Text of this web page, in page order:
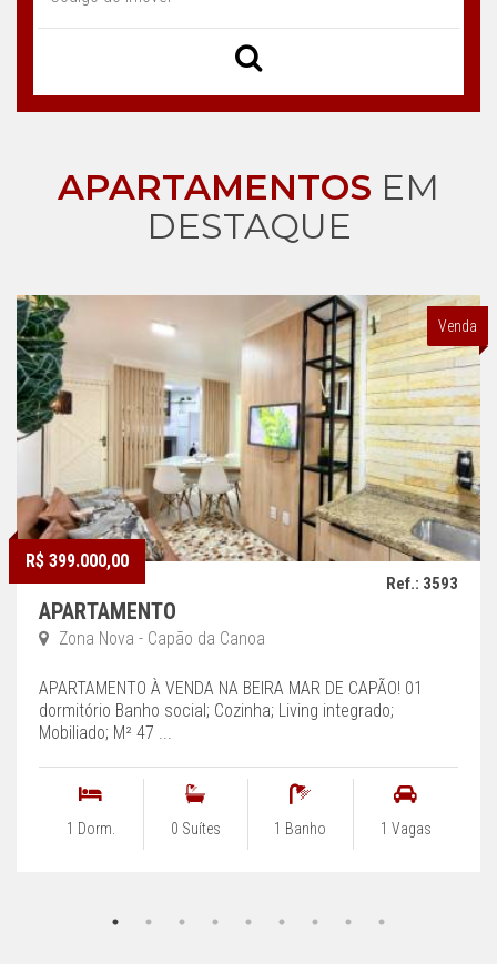
APARTAMENTOS EM
DESTAQUE
Venda
R$ 399.000,00
Ref.: 3593
APARTAMENTO
Zona Nova - Capão da Canoa
APARTAMENTO À VENDA NA BEIRA MAR DE CAPÃO! 01
dormitório Banho social; Cozinha; Living integrado;
Mobiliado; M² 47 ...
1 Dorm. 0 Suítes 1 Banho 1 Vagas